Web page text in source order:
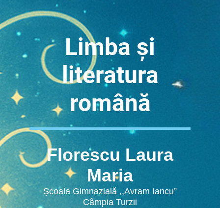
Limba și
literatura
română
Florescu Laura
Maria
Școala Gimnazială ,,Avram Iancu”
Câmpia Turzii